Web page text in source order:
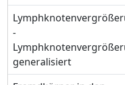
-
generalisiert